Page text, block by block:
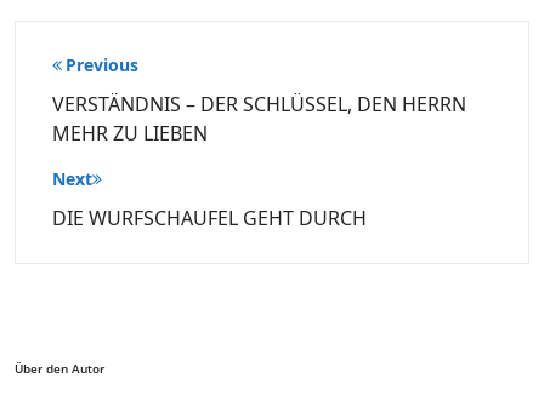
Beitragsnavigation
Previous
VERSTÄNDNIS – DER SCHLÜSSEL, DEN HERRN
MEHR ZU LIEBEN
Next
DIE WURFSCHAUFEL GEHT DURCH
Über den Autor